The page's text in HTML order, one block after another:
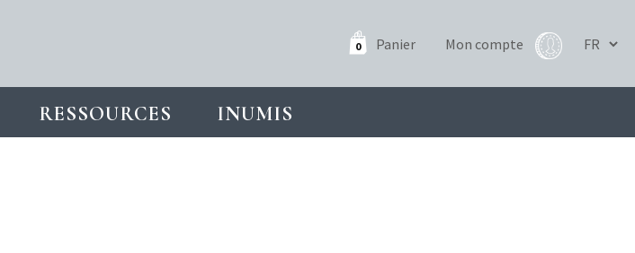
0 Panier Mon compte
RESSOURCES INUMIS